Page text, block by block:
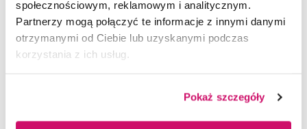
społecznościowym, reklamowym i analitycznym.
Partnerzy mogą połączyć te informacje z innymi danymi
otrzymanymi od Ciebie lub uzyskanymi podczas
korzystania z ich usług.
Pokaż szczegóły
z doświadczeniem środowiska lekarskiego–
podkreśliła prof. Zdzisława Dacko-Pikiewicz, Rektor
Akademii WSB.
i konferencyjnych. Śląska Izba Lekarska objęła
patronatem studia podyplomowe MBA w Ochronie